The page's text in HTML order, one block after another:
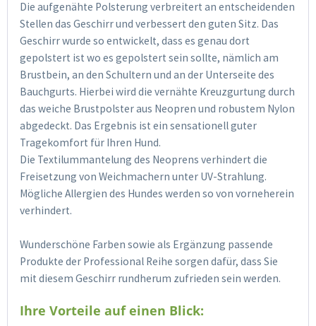
Die aufgenähte Polsterung verbreitert an entscheidenden
Stellen das Geschirr und verbessert den guten Sitz. Das
Geschirr wurde so entwickelt, dass es genau dort
gepolstert ist wo es gepolstert sein sollte, nämlich am
Brustbein, an den Schultern und an der Unterseite des
Bauchgurts. Hierbei wird die vernähte Kreuzgurtung durch
das weiche Brustpolster aus Neopren und robustem Nylon
abgedeckt. Das Ergebnis ist ein sensationell guter
Tragekomfort für Ihren Hund.
Die Textilummantelung des Neoprens verhindert die
Freisetzung von Weichmachern unter UV-Strahlung.
Mögliche Allergien des Hundes werden so von vorneherein
verhindert.
Wunderschöne Farben sowie als Ergänzung passende
Produkte der Professional Reihe sorgen dafür, dass Sie
mit diesem Geschirr rundherum zufrieden sein werden.
Ihre Vorteile auf einen Blick: